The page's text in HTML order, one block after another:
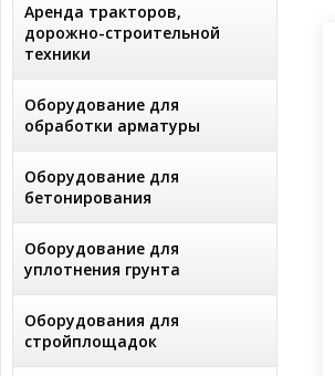
Аренда тракторов,
дорожно-строительной
техники
Оборудование для
обработки арматуры
Оборудование для
бетонирования
Оборудование для
уплотнения грунта
Оборудования для
стройплощадок